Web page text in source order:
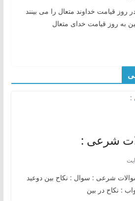
در روز قیامت خداوند متعال را می بینند
به روز قیامت خدای متعال
شرعی :
به سوالات شرعی : سوال : نکاح بین دوعید
: نکاح در بین